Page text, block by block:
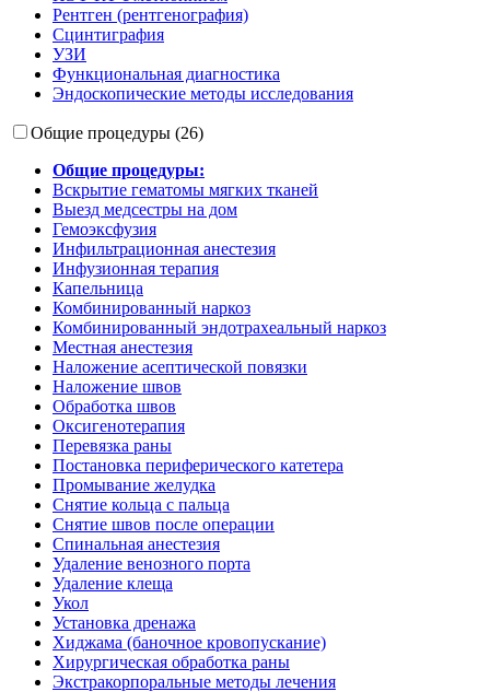
Рентген (рентгенография)
Сцинтиграфия
УЗИ
Функциональная диагностика
Эндоскопические методы исследования
Общие процедуры (26)
Общие процедуры:
Вскрытие гематомы мягких тканей
Выезд медсестры на дом
Гемоэксфузия
Инфильтрационная анестезия
Инфузионная терапия
Капельница
Комбинированный наркоз
Комбинированный эндотрахеальный наркоз
Местная анестезия
Наложение асептической повязки
Наложение швов
Обработка швов
Оксигенотерапия
Перевязка раны
Постановка периферического катетера
Промывание желудка
Снятие кольца с пальца
Снятие швов после операции
Спинальная анестезия
Удаление венозного порта
Удаление клеща
Укол
Установка дренажа
Хиджама (баночное кровопускание)
Хирургическая обработка раны
Экстракорпоральные методы лечения